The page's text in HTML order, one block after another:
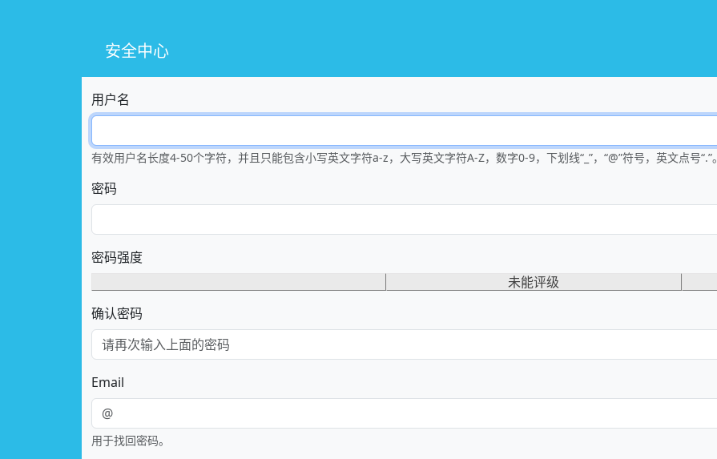
安全中心
用户名
有效用户名长度4-50个字符，并且只能包含小写英文字符a-z，大写英文字符A-Z，数字0-9，下划线“_”，“@”符号，英文点号“.”。
密码
密码强度
未能评级
确认密码
Email
用于找回密码。